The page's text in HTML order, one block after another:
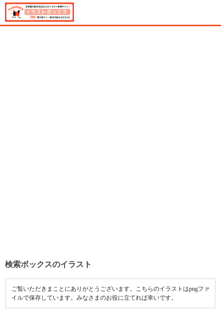
検索ボックスのイラスト
ご覧いただきまことにありがとうございます。こちらのイラストはpngファ
イルで保存しています。みなさまのお役に立てれば幸いです。